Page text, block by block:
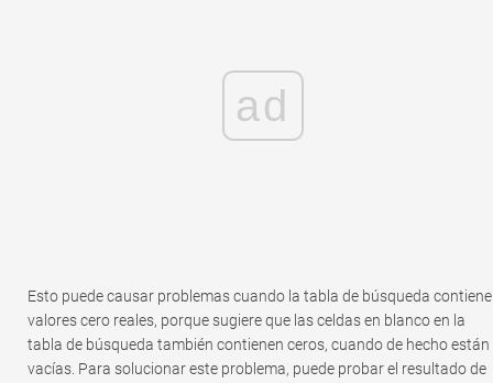
ad
Esto puede causar problemas cuando la tabla de búsqueda contiene
valores cero reales, porque sugiere que las celdas en blanco en la
tabla de búsqueda también contienen ceros, cuando de hecho están
vacías. Para solucionar este problema, puede probar el resultado de